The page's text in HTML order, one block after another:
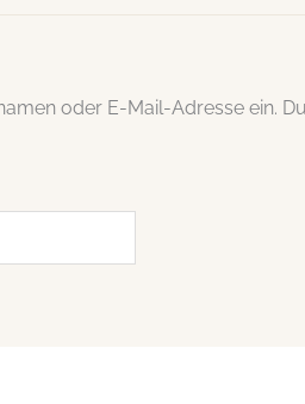
oder E-Mail-Adresse ein.